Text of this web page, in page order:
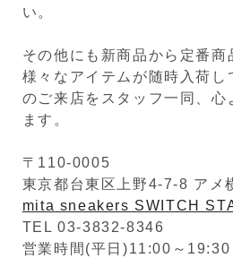
い。
その他にも新商品から定番商
様々なアイテムが随時入荷し
のご来店をスタッフ一同、心
ます。
〒110-0005
東京都台東区上野4-7-8 アメ
mita sneakers SWITCH
TEL 03-3832-8346
営業時間(平日)11:00～